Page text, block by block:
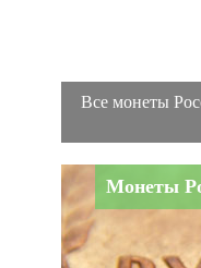
Все монеты
Монеты